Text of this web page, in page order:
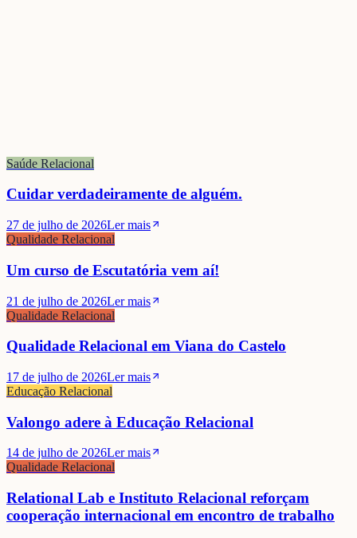
Saúde Relacional
Cuidar verdadeiramente de alguém.
27 de julho de 2026Ler mais
Qualidade Relacional
Um curso de Escutatória vem aí!
21 de julho de 2026Ler mais
Qualidade Relacional
Qualidade Relacional em Viana do Castelo
17 de julho de 2026Ler mais
Educação Relacional
Valongo adere à Educação Relacional
14 de julho de 2026Ler mais
Qualidade Relacional
Relational Lab e Instituto Relacional reforçam
cooperação internacional em encontro de trabalho